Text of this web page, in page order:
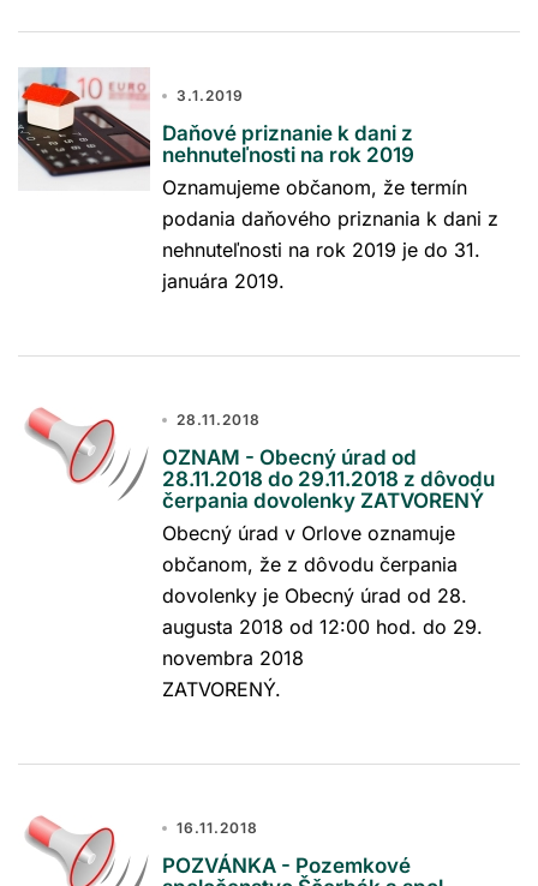
3.1.2019
Daňové priznanie k dani z
nehnuteľnosti na rok 2019
Oznamujeme občanom, že termín
podania daňového priznania k dani z
nehnuteľnosti na rok 2019 je do 31.
januára 2019.
28.11.2018
OZNAM - Obecný úrad od
28.11.2018 do 29.11.2018 z dôvodu
čerpania dovolenky ZATVORENÝ
Obecný úrad v Orlove oznamuje
občanom, že z dôvodu čerpania
dovolenky je Obecný úrad od 28.
augusta 2018 od 12:00 hod. do 29.
novembra 2018
ZATVORENÝ.
16.11.2018
POZVÁNKA - Pozemkové